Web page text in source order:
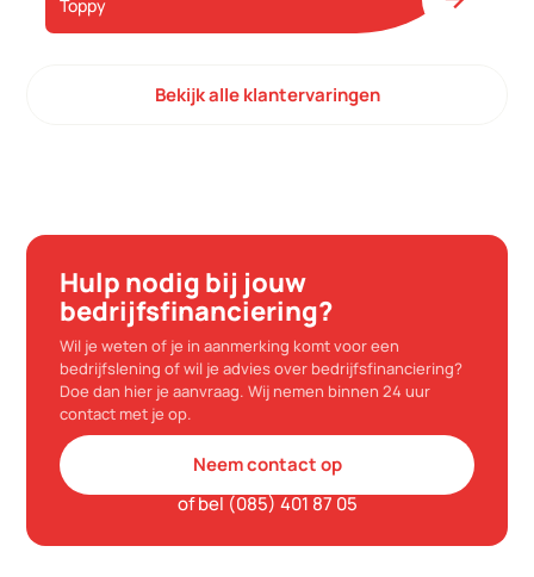
Toppy
Bekijk alle klantervaringen
Hulp nodig bij jouw
bedrijfsfinanciering?
Wil je weten of je in aanmerking komt voor een
bedrijfslening of wil je advies over bedrijfsfinanciering?
Doe dan hier je aanvraag. Wij nemen binnen 24 uur
contact met je op.
Neem contact op
of bel (085) 401 87 05